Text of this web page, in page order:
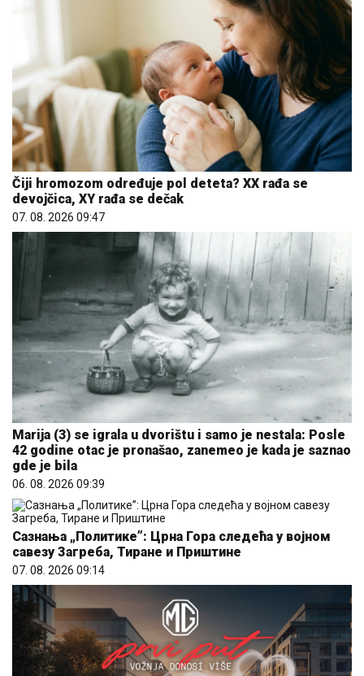
Čiji hromozom određuje pol deteta? XX rađa se
devojčica, XY rađa se dečak
07. 08. 2026 09:47
Marija (3) se igrala u dvorištu i samo je nestala: Posle
42 godine otac je pronašao, zanemeo je kada je saznao
gde je bila
06. 08. 2026 09:39
Сазнања „Политике”: Црна Гора следећа у војном
савезу Загреба, Тиране и Приштине
07. 08. 2026 09:14